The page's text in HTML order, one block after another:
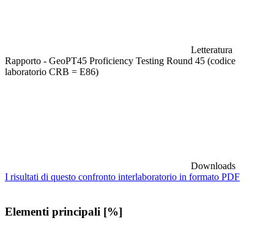
Letteratura
Rapporto - GeoPT45 Proficiency Testing Round 45 (codice
laboratorio CRB = E86)
Downloads
I risultati di questo confronto interlaboratorio in formato PDF
Elementi principali [%]